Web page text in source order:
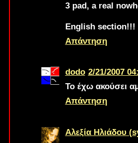
3 pad, a real
English section!!!
Απάντηση
dodo 2/21/2007
Το έχω ακούσει
Απάντηση
Αλεξία Ηλιάδου